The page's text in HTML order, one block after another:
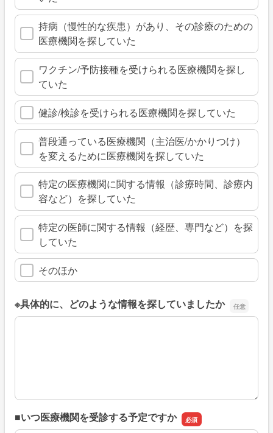
持病（慢性的な疾患）があり、その診療のための
医療機関を探していた
ワクチン/予防接種を受けられる医療機関を探し
ていた
健診/検診を受けられる医療機関を探していた
普段通っている医療機関（主治医/かかりつけ）
を変えるために医療機関を探していた
特定の医療機関に関する情報（診療時間、診療内
容など）を探していた
特定の医師に関する情報（経歴、専門など）を探
していた
そのほか
※具体的に、どのような情報を探していましたか
※具体的に、どのような情報を探していましたか
■いつ医療機関を受診する予定ですか